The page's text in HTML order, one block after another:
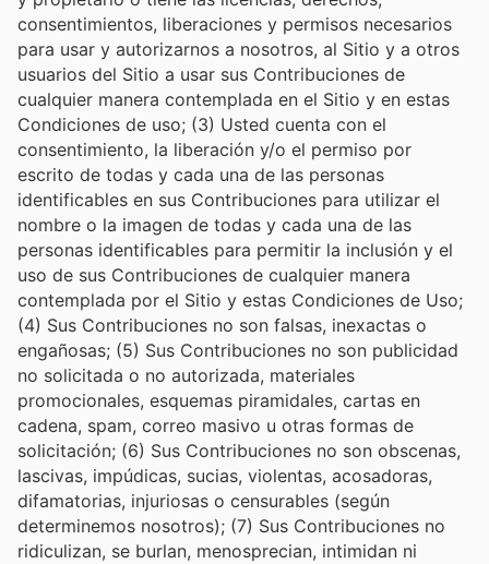
consentimientos, liberaciones y permisos necesarios
para usar y autorizarnos a nosotros, al Sitio y a otros
usuarios del Sitio a usar sus Contribuciones de
cualquier manera contemplada en el Sitio y en estas
Condiciones de uso; (3) Usted cuenta con el
consentimiento, la liberación y/o el permiso por
escrito de todas y cada una de las personas
identificables en sus Contribuciones para utilizar el
nombre o la imagen de todas y cada una de las
personas identificables para permitir la inclusión y el
uso de sus Contribuciones de cualquier manera
contemplada por el Sitio y estas Condiciones de Uso;
(4) Sus Contribuciones no son falsas, inexactas o
engañosas; (5) Sus Contribuciones no son publicidad
no solicitada o no autorizada, materiales
promocionales, esquemas piramidales, cartas en
cadena, spam, correo masivo u otras formas de
solicitación; (6) Sus Contribuciones no son obscenas,
lascivas, impúdicas, sucias, violentas, acosadoras,
difamatorias, injuriosas o censurables (según
determinemos nosotros); (7) Sus Contribuciones no
ridiculizan, se burlan, menosprecian, intimidan ni